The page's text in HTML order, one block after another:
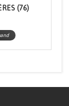
(76)